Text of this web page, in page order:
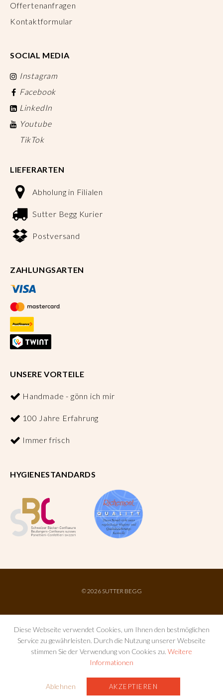
Offertenanfragen
Kontaktformular
SOCIAL MEDIA
Instagram
Facebook
LinkedIn
Youtube
TikTok
LIEFERARTEN
Abholung in Filialen
Sutter Begg Kurier
Postversand
ZAHLUNGSARTEN
UNSERE VORTEILE
Handmade - gönn ich mir
100 Jahre Erfahrung
Immer frisch
HYGIENESTANDARDS
©2026 SUTTER BEGG
Diese Webseite verwendet Cookies, um Ihnen den bestmöglichen
Service zu gewährleisten. Durch die Nutzung unserer Webseite
stimmen Sie der Verwendung von Cookies zu. Weitere
Informationen
Ablehnen AKZEPTIEREN